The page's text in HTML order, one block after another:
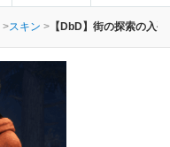
スキン 【DbD】街の探索の入